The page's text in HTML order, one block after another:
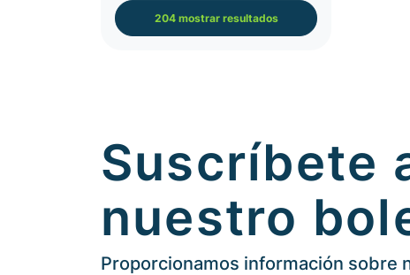
204 mostrar resultados
Suscríbete
nuestro
Proporcionamos información sobre